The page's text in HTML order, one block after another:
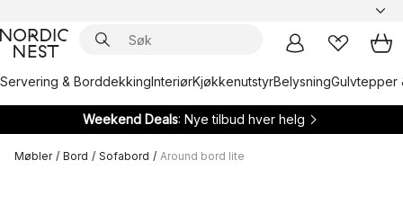
Servering & BorddekkingInteriørKjøkkenutstyrBelysningGulvtepper
Weekend Deals: Nye tilbud hver helg
Møbler / Bord / Sofabord / Around bord lite